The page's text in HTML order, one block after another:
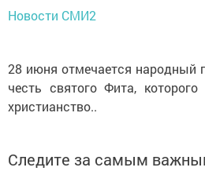
Новости СМИ2
28 июня отмечается народный
честь святого Фита,
христианство..
Следите за самым